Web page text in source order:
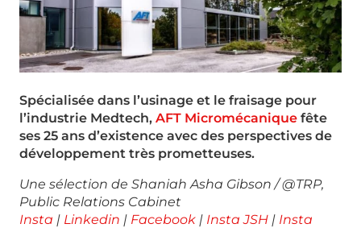
Spécialisée dans l’usinage et le fraisage pour
l’industrie Medtech, AFT Micromécanique fête
ses 25 ans d’existence avec des perspectives de
développement très prometteuses.
Une sélection de Shaniah Asha Gibson / @TRP,
Public Relations Cabinet
Insta | Linkedin | Facebook | Insta JSH | Insta